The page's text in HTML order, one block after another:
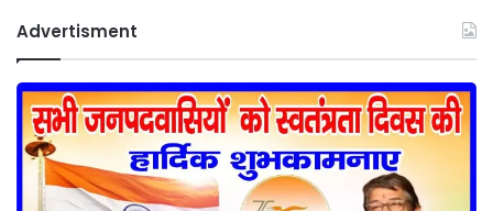
Advertisment